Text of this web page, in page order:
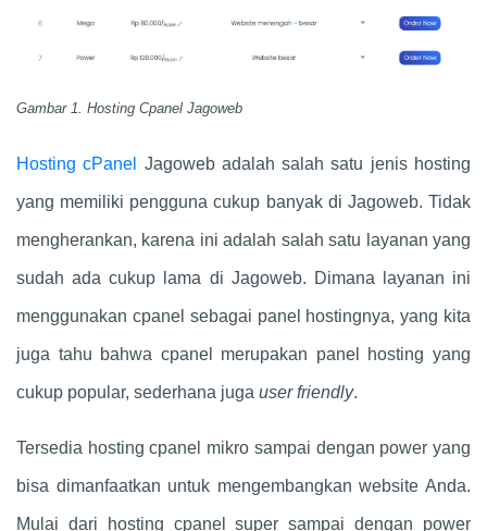
Gambar 1. Hosting Cpanel Jagoweb
Hosting cPanel Jagoweb adalah salah satu jenis hosting
yang memiliki pengguna cukup banyak di Jagoweb. Tidak
mengherankan, karena ini adalah salah satu layanan yang
sudah ada cukup lama di Jagoweb. Dimana layanan ini
menggunakan cpanel sebagai panel hostingnya, yang kita
juga tahu bahwa cpanel merupakan panel hosting yang
cukup popular, sederhana juga user friendly.
Tersedia hosting cpanel mikro sampai dengan power yang
bisa dimanfaatkan untuk mengembangkan website Anda.
Mulai dari hosting cpanel super sampai dengan power